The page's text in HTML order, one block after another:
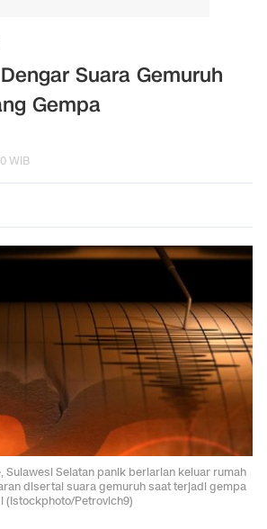
Suara Gemuruh
Gempa
WIB
Sulawesi Selatan panik berlarian keluar rumah
disertai suara gemuruh saat terjadi gempa
(Istockphoto/Petrovich9)